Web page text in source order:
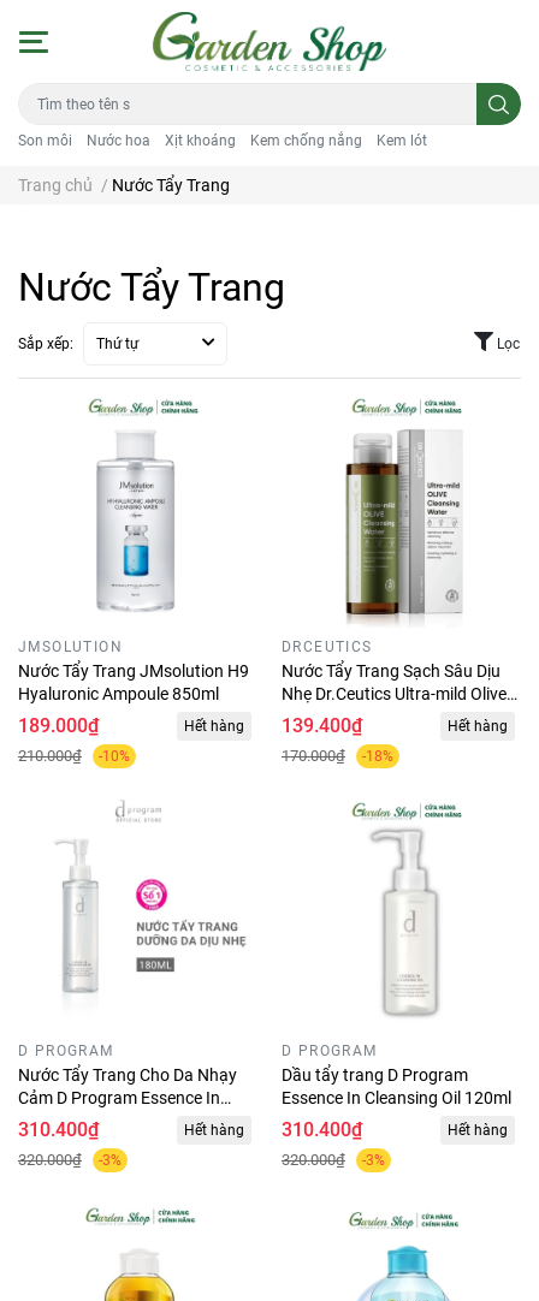
Son môi Nước hoa Xịt khoáng Kem chống nắng Kem lót
Trang chủ / Nước Tẩy Trang
Nước Tẩy Trang
Sắp xếp: Thứ tự Lọc
JMSOLUTION
Nước Tẩy Trang JMsolution H9
Hyaluronic Ampoule 850ml
189.000₫
210.000₫ -10%
Hết hàng
DRCEUTICS
Nước Tẩy Trang Sạch Sâu Dịu
Nhẹ Dr.Ceutics Ultra-mild Olive
500ml
139.400₫
170.000₫ -18%
Hết hàng
D PROGRAM
Nước Tẩy Trang Cho Da Nhạy
Cảm D Program Essence In
Cleansing Water 180ml
310.400₫
320.000₫ -3%
Hết hàng
D PROGRAM
Dầu tẩy trang D Program
Essence In Cleansing Oil 120ml
310.400₫
320.000₫ -3%
Hết hàng